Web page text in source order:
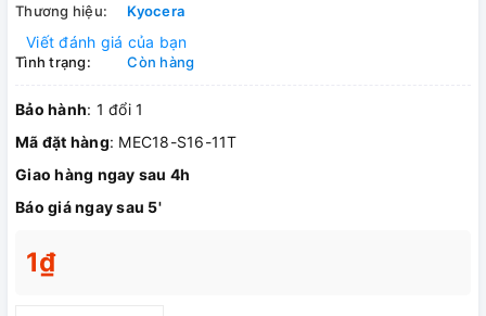
Thương hiệu:
Kyocera
Viết đánh giá của bạn
Tình trạng: Còn hàng
Bảo hành: 1 đổi 1
Mã đặt hàng: MEC18-S16-11T
Giao hàng ngay sau 4h
Báo giá ngay sau 5'
1₫